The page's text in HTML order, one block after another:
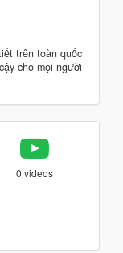
trên toàn quốc
cho mọi người
0 videos